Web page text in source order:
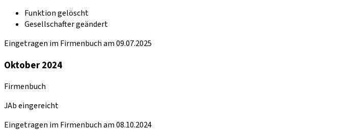
Funktion gelöscht
Gesellschafter geändert
Eingetragen im Firmenbuch am 09.07.2025
Oktober 2024
Firmenbuch
JAb eingereicht
Eingetragen im Firmenbuch am 08.10.2024